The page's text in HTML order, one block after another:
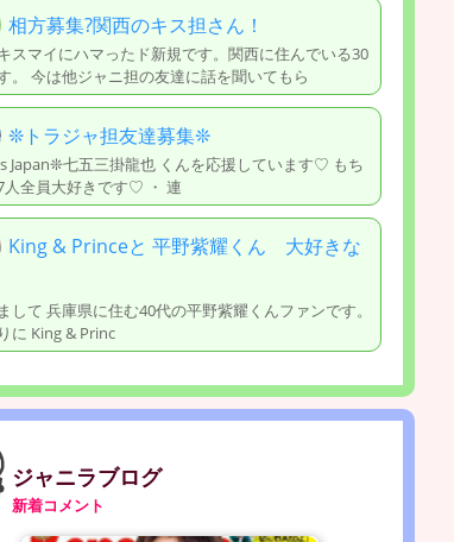
相方募集?関西のキス担さん！
スマイにハマったド新規です。関西に住んでいる30
。 今は他ジャニ担の友達に話を聞いてもら
❊トラジャ担友達募集❊
Japan❊七五三掛龍也 くんを応援しています♡ もち
人全員大好きです♡ ・ 連
King & Princeと 平野紫耀くん 大好きな
して 兵庫県に住む40代の平野紫耀くんファンです。
に King & Princ
ジャニラブログ
新着コメント